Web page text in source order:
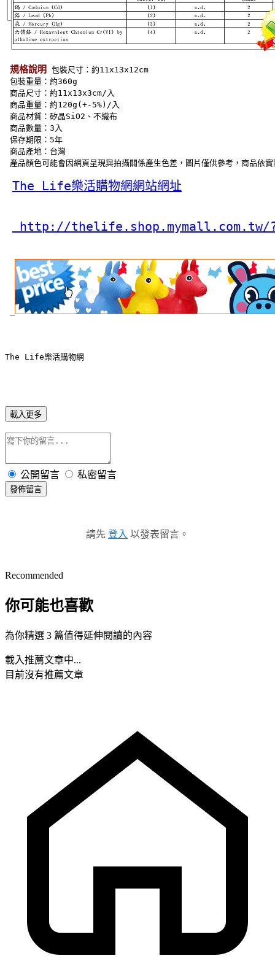
規格說明
包裝尺寸：約11x13x12cm
包裝重量：約360g
商品尺寸：約11x13x3cm/入
商品重量：約120g(+-5%)/入
商品材質：矽晶SiO2、不織布
商品數量：3入
保存期限：5年
商品產地：台灣
產品顏色可能會因網頁呈現與拍攝關係產生色差，圖片僅供參考，商品依
The Life樂活購物網網站網址
http://thelife.shop.mymall.com.tw/
The Life樂活購物網
載入更多
公開留言 私密留言
發佈留言
請先 登入 以發表留言。
Recommended
你可能也喜歡
為你精選 3 篇值得延伸閱讀的內容
載入推薦文章中...
目前沒有推薦文章